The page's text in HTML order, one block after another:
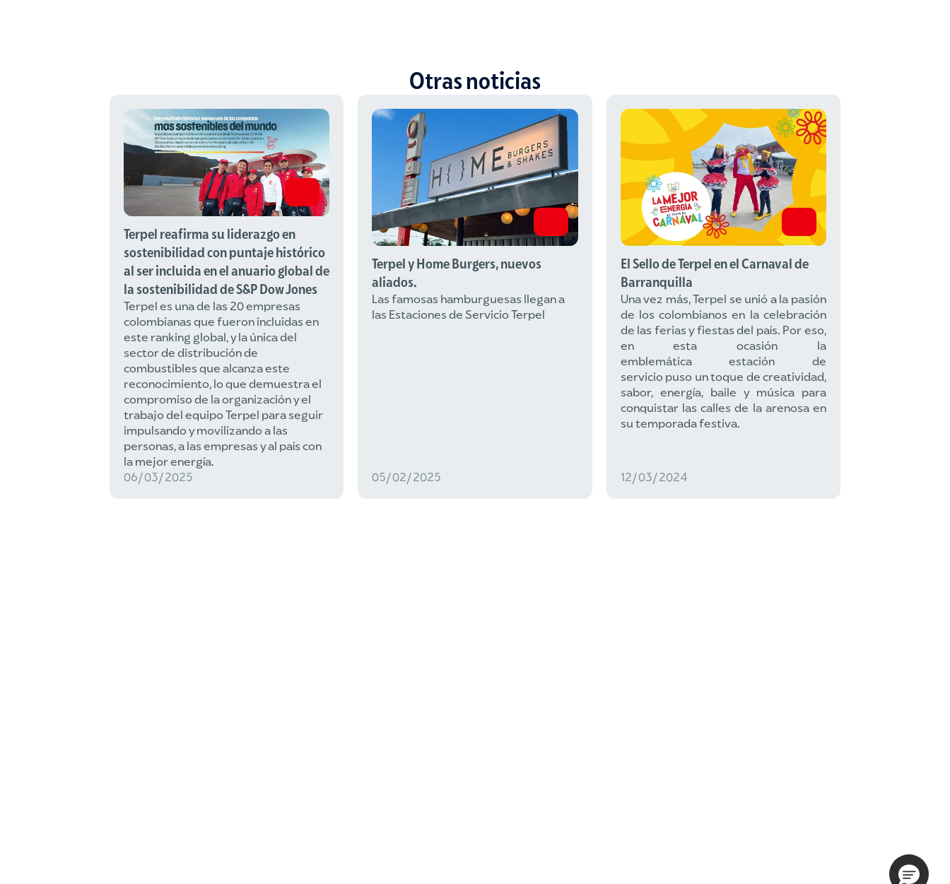
Otras noticias
Terpel reafirma su liderazgo en
sostenibilidad con puntaje histórico
al ser incluida en el anuario global de
la sostenibilidad de S&P Dow Jones
Terpel es una de las 20 empresas
colombianas que fueron incluidas en
este ranking global, y la única del
sector de distribución de
combustibles que alcanza este
reconocimiento, lo que demuestra el
compromiso de la organización y el
trabajo del equipo Terpel para seguir
impulsando y movilizando a las
personas, a las empresas y al país con
la mejor energía.
06/03/2025
Terpel y Home Burgers, nuevos
aliados.
Las famosas hamburguesas llegan a
las Estaciones de Servicio Terpel
05/02/2025
El Sello de Terpel en el Carnaval de
Barranquilla
Una vez más, Terpel se unió a la pasión
de los colombianos en la celebración
de las ferias y fiestas del país. Por eso,
en esta ocasión la
emblemática estación de
servicio puso un toque de creatividad,
sabor, energía, baile y música para
conquistar las calles de la arenosa en
su temporada festiva.
12/03/2024